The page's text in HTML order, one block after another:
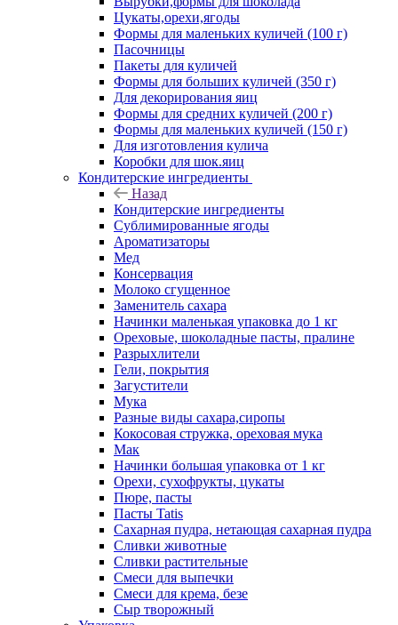
Цукаты,орехи,ягоды
Формы для маленьких куличей (100 г)
Пасочницы
Пакеты для куличей
Формы для больших куличей (350 г)
Для декорирования яиц
Формы для средних куличей (200 г)
Формы для маленьких куличей (150 г)
Для изготовления кулича
Коробки для шок.яиц
Кондитерские ингредиенты
Назад
Кондитерские ингредиенты
Сублимированные ягоды
Ароматизаторы
Мед
Консервация
Молоко сгущенное
Заменитель сахара
Начинки маленькая упаковка до 1 кг
Ореховые, шоколадные пасты, пралине
Разрыхлители
Гели, покрытия
Загустители
Мука
Разные виды сахара,сиропы
Кокосовая стружка, ореховая мука
Мак
Начинки большая упаковка от 1 кг
Орехи, сухофрукты, цукаты
Пюре, пасты
Пасты Tatis
Сахарная пудра, нетающая сахарная пудра
Сливки животные
Сливки растительные
Смеси для выпечки
Смеси для крема, безе
Сыр творожный